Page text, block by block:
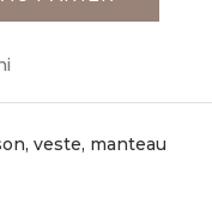
veste, manteau